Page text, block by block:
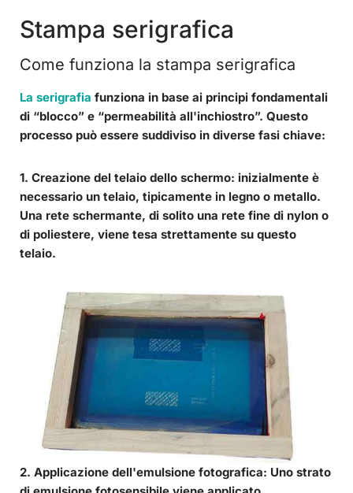
Stampa serigrafica
Come funziona la stampa serigrafica
La serigrafia funziona in base ai principi fondamentali
di “blocco” e “permeabilità all'inchiostro”. Questo
processo può essere suddiviso in diverse fasi chiave:
1. Creazione del telaio dello schermo: inizialmente è
necessario un telaio, tipicamente in legno o metallo.
Una rete schermante, di solito una rete fine di nylon o
di poliestere, viene tesa strettamente su questo
telaio.
2. Applicazione dell'emulsione fotografica: Uno strato